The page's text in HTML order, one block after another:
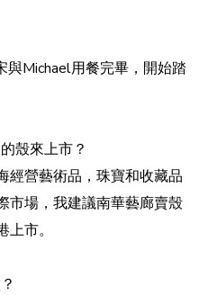
與Michael用餐完畢，開始踏
殼來上市？
經營藝術品，珠寶和收藏品
市場，我建議南華藝廊賣殼
市。